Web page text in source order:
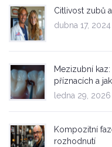
Citlivost zubů
dubna 17, 2024
Mezizubní
příznacích a
ledna 29, 2026
Kompozitní
rozhodnutí